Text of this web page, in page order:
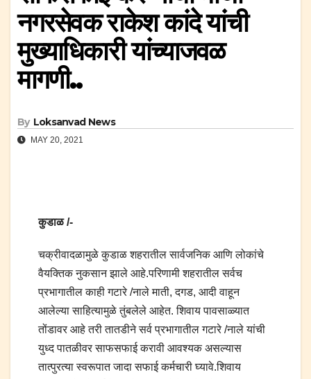
नगरसेवक राकेश कांदे यांची
मुख्याधिकारी यांच्याजवळ
मागणी..
By Loksanvad News
MAY 20, 2021
कुडाळ /-
चक्रीवादळामुळे कुडाळ शहरातील सार्वजनिक आणि लोकांचे
वैयक्तिक नुकसान झाले आहे.परिणामी शहरातील सर्वच
प्रभागातील काही गटारे /नाले माती, दगड, आदी वाहून
आलेल्या साहित्यामुळे तुंबलेले आहेत. शिवाय पावसाळ्यात
तोंडावर आहे तरी तातडीने सर्व प्रभागातील गटारे /नाले यांची
युध्द पातळीवर साफसफाई करावी आवश्यक असल्यास
तात्पुरत्या स्वरूपात जादा सफाई कर्मचारी घ्यावे.शिवाय